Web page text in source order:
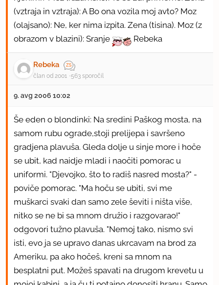
(vztraja in vztraja): A Bo ona vozila moj avto? Moz
(olajsano): Ne, ker nima izpita. Zena (tisina). Moz (z
obrazom v blazini): Sranje
Rebeka
Rebeka
član od 2001 563 sporočil
9. avg 2006 10:02
Še eden o blondinki: Na sredini Paškog mosta, na
samom rubu ograde,stoji prelijepa i savršeno
gradjena plavuša. Gleda dolje u sinje more i hoče
se ubit, kad naidje mladi i naočiti pomorac u
uniformi. "Djevojko, što to radiš nasred mosta?" -
poviče pomorac. "Ma hoču se ubiti, svi me
muškarci svaki dan samo zele ševiti i ništa više,
nitko se ne bi sa mnom družio i razgovarao!"
odgovori tužno plavuša. "Nemoj tako, nismo svi
isti, evo ja se upravo danas ukrcavam na brod za
Ameriku, pa ako hočeš, kreni sa mnom na
besplatni put. Možeš spavati na drugom krevetu u